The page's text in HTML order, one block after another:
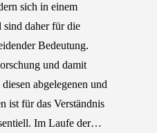
sich in einem
sind daher für die
Bedeutung.
und damit
abgelegenen und
ist für das Verständnis
Im Laufe der…